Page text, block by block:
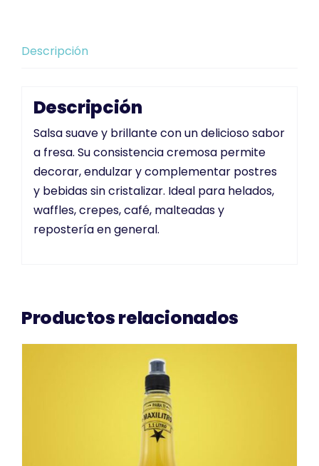
Descripción
Descripción
Salsa suave y brillante con un delicioso sabor
a fresa. Su consistencia cremosa permite
decorar, endulzar y complementar postres
y bebidas sin cristalizar. Ideal para helados,
waffles, crepes, café, malteadas y
repostería en general.
Productos relacionados